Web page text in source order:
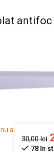
antifoc
a
30,00lei
78 în